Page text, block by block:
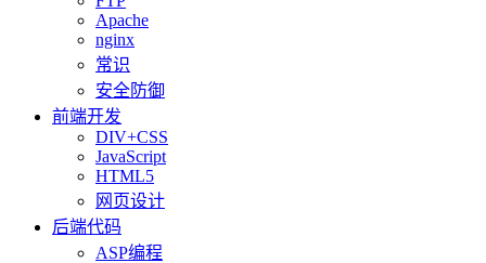
Apache
nginx
常识
安全防御
前端开发
DIV+CSS
JavaScript
HTML5
网页设计
后端代码
ASP编程